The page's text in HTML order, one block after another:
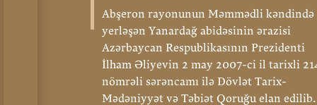
Abşeron rayonunun Məmmədli kəndində
yerləşən Yanardağ abidəsinin ərazisi
Azərbaycan Respublikasının Prezidenti
İlham Əliyevin 2 may 2007-ci il tarixli
nömrəli sərəncamı ilə Dövlət Tarix-
Mədəniyyət və Təbiət Qoruğu elan edilib.